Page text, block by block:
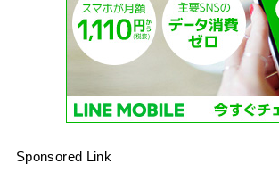
Sponsored Link